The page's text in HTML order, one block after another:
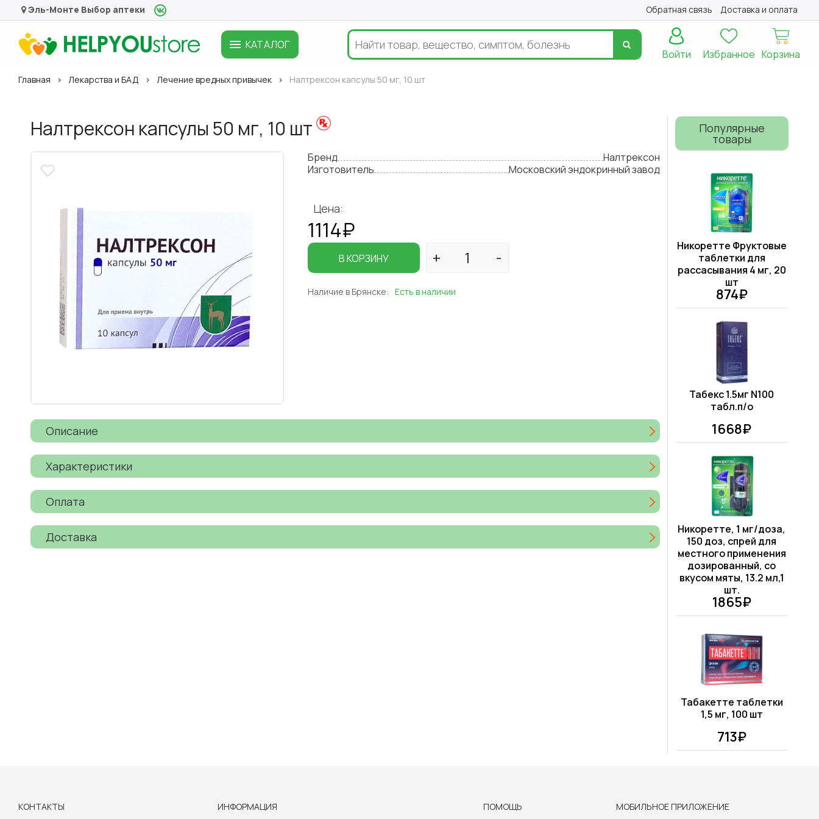
Эль-Монте Выбор аптеки Обратная связь Доставка и оплата
КАТАЛОГ
Корзина
Избранное
Войти
Главная Лекарства и БАД Лечение вредных привычек Налтрексон капсулы 50 мг, 10 шт
Налтрексон капсулы 50 мг, 10 шт
Бренд
Налтрексон
Изготовитель
Московский эндокринный завод
Цена:
1114₽
В КОРЗИНУ
Наличие в Брянске: Есть в наличии
Описание
Характеристики
Оплата
Доставка
Популярные
товары
Никоретте Фруктовые
таблетки для
рассасывания 4 мг, 20
шт
874₽
Табекс 1.5мг N100
табл.п/о
1668₽
Никоретте, 1 мг/доза,
150 доз, спрей для
местного применения
дозированный, со
вкусом мяты, 13.2 мл,1
шт.
1865₽
Табакетте таблетки
1,5 мг, 100 шт
713₽
КОНТАКТЫ ИНФОРМАЦИЯ ПОМОЩЬ МОБИЛЬНОЕ ПРИЛОЖЕНИЕ